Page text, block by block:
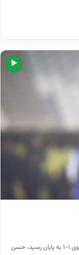
▶
در بازی پرحاشیه بین آلومینیوم اراک و سپاهان که با تساوی ۱-۱ به پایان رسید، حسن